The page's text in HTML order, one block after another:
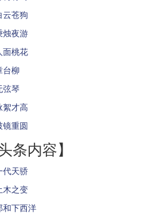
云苍狗
烛夜游
面桃花
台柳
弦琴
絮才高
镜重圆
条内容】
代天骄
木之变
和下西洋